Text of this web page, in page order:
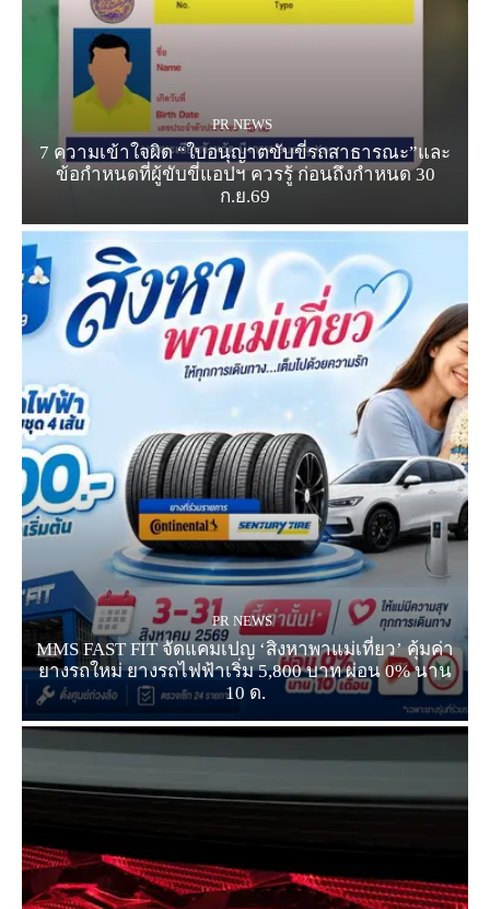
PR NEWS
7 ความเข้าใจผิด “ใบอนุญาตขับขี่รถสาธารณะ”และ
ข้อกำหนดที่ผู้ขับขี่แอปฯ ควรรู้ ก่อนถึงกำหนด 30
ก.ย.69
PR NEWS
MMS FAST FIT จัดแคมเปญ ‘สิงหาพาแม่เที่ยว’ คุ้มค่า
ยางรถใหม่ ยางรถไฟฟ้าเริ่ม 5,800 บาท ผ่อน 0% นาน
10 ด.